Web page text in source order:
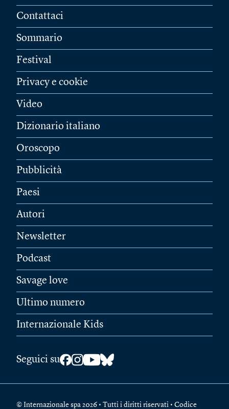
Contattaci
Sommario
Festival
Privacy e cookie
Video
Dizionario italiano
Oroscopo
Pubblicità
Paesi
Autori
Newsletter
Podcast
Savage love
Ultimo numero
Internazionale Kids
Seguici su
© Internazionale spa 2026 • Tutti i diritti riservati • Codice